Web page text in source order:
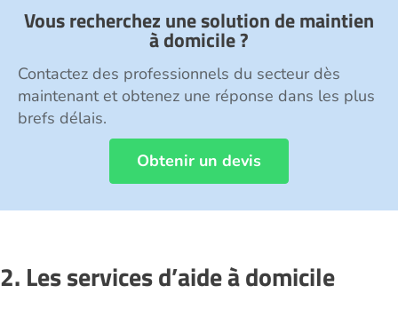
Vous recherchez une solution de maintien
à domicile ?
Contactez des professionnels du secteur dès
maintenant et obtenez une réponse dans les plus
brefs délais.
Obtenir un devis
2. Les services d’aide à domicile